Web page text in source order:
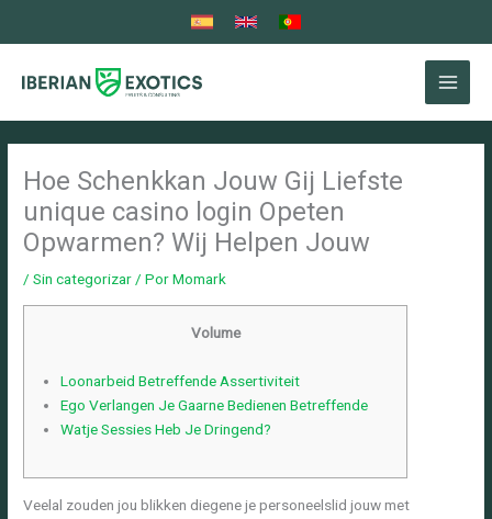
Hoe Schenkkan Jouw Gij Liefste
unique casino login Opeten
Opwarmen? Wij Helpen Jouw
/Sin categorizar / PorMomark
Volume
Loonarbeid Betreffende Assertiviteit
Ego Verlangen Je Gaarne Bedienen Betreffende
Watje Sessies Heb Je Dringend?
Veelal zouden jou blikken diegene je personeelslid jouw met